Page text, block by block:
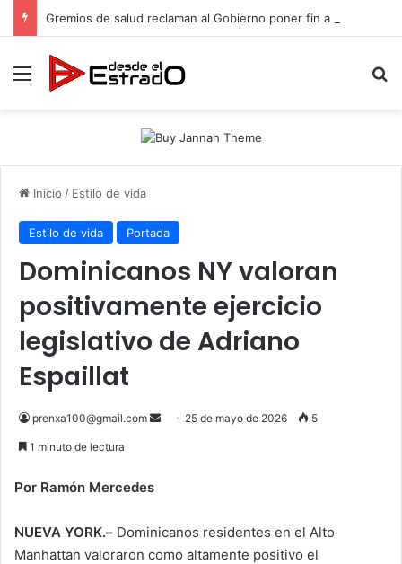
Menú
Inicio / Estilo de vida
Estilo de vida Portada
Dominicanos NY valoran
positivamente ejercicio
legislativo de Adriano
Espaillat
prenxa100@gmail.com
Send 25 de mayo de 2026 5
1 minuto de lectura
Por Ramón Mercedes
NUEVA YORK.– Dominicanos residentes en el Alto
Manhattan valoraron como altamente positivo el